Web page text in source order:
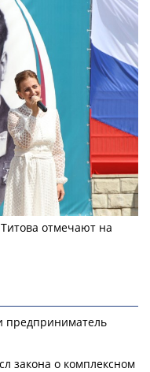
отмечают на
предприниматель
закона о комплексном